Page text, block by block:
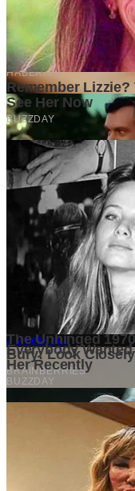
Family Friendly Cafe
Cafés for Parents &
2 weeks ago